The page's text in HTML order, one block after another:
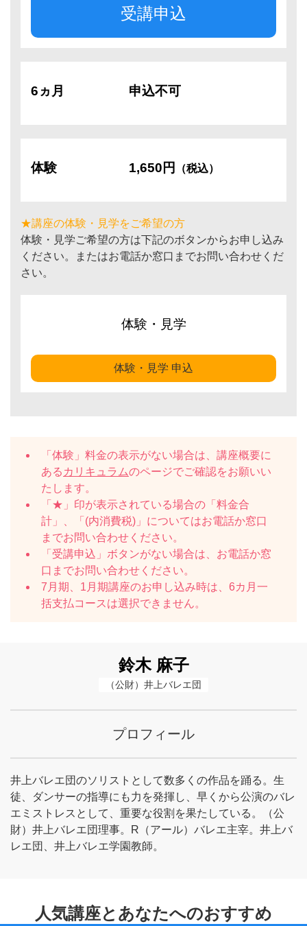
受講申込
6ヵ月 申込不可
体験 1,650円 （税込）
★講座の体験・見学をご希望の方
体験・見学ご希望の方は下記のボタンからお申し込み
ください。またはお電話か窓口までお問い合わせくだ
さい。
体験・見学
体験・見学 申込
「体験」料金の表示がない場合は、講座概要に
ある カリキュラムのページでご確認をお願いい
たします。
「★」印が表示されている場合の「料金合
計」、「(内消費税)」についてはお電話か窓口
までお問い合わせください。
「受講申込」ボタンがない場合は、お電話か窓
口までお問い合わせください。
7月期、1月期講座のお申し込み時は、6カ月一
括支払コースは選択できません。
鈴木 麻子
（公財）井上バレエ団
プロフィール
井上バレエ団のソリストとして数多くの作品を踊る。生
徒、ダンサーの指導にも力を発揮し、早くから公演のバレ
エミストレスとして、重要な役割を果たしている。（公
財）井上バレエ団理事。R（アール）バレエ主宰。井上バ
レエ団、井上バレエ学園教師。